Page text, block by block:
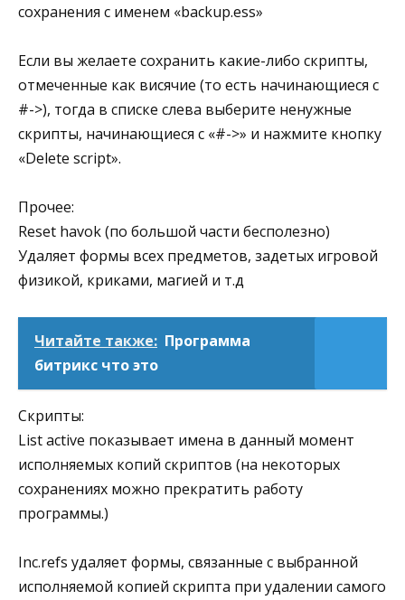
сохранения с именем «backup.ess»
Если вы желаете сохранить какие-либо скрипты,
отмеченные как висячие (то есть начинающиеся с
#->), тогда в списке слева выберите ненужные
скрипты, начинающиеся с «#->» и нажмите кнопку
«Delete script».
Прочее:
Reset havok (по большой части бесполезно)
Удаляет формы всех предметов, задетых игровой
физикой, криками, магией и т.д
Читайте также: Программа
битрикс что это
Скрипты:
List active показывает имена в данный момент
исполняемых копий скриптов (на некоторых
сохранениях можно прекратить работу
программы.)
Inc.refs удаляет формы, связанные с выбранной
исполняемой копией скрипта при удалении самого